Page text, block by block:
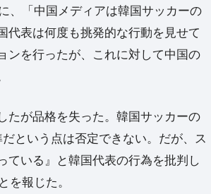
、「中国メディアは韓国サッカーの
代表は何度も挑発的な行動を見せて
ンを行ったが、これに対して中国の
が品格を失った。韓国サッカーの
という点は否定できない。だが、ス
ている』と韓国代表の行為を批判し
を報じた。